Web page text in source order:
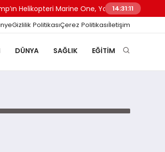
Helikopteri Marine One, Yolcu Uçağıyla
14:31:11
Gizlilik PolitikasıÇerez Politikasıİletişim
DÜNYA SAĞLIK EĞITIM